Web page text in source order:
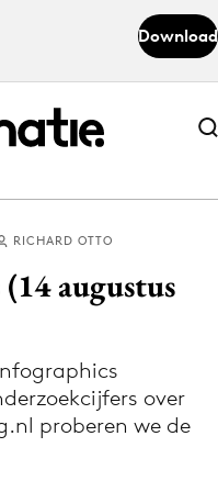
Download
Abonneer nu
Abonneer nu
de Adformatie
RICHARD OTTO
augustus
over
proberen we de